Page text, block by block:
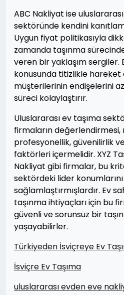
ABC Nakliyat ise
sektöründe kendini
Uygun fiyat politikasıyla
zamanda taşınma
veren bir yaklaşım sergiler.
konusunda titizlikle hareket
müşterilerinin endişelerini
süreci kolaylaştırır.
Uluslararası ev taşıma
firmaların
profesyonellik, güvenilirlik
faktörleri içermelidir. XYZ
Nakliyat gibi firmalar, bu
sektördeki lider konumlarını
sağlamlaştırmışlardır. Ev
taşınma ihtiyaçları için bu
güvenli ve sorunsuz bir
yaşayabilirler.
Türkiyeden İsviçreye Ev
İsviçre Ev Taşıma
uluslararası evden eve